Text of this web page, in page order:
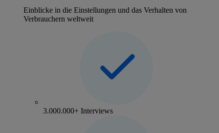
Einblicke in die Einstellungen und das Verhalten von
Verbrauchern weltweit
3.000.000+ Interviews